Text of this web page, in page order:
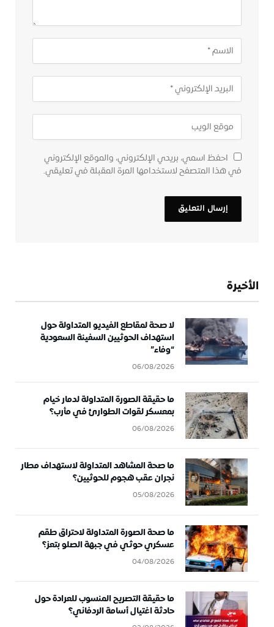
احفظ اسمي، بريدي الإلكتروني، والموقع الإلكتروني
في هذا المتصفح لاستخدامها المرة المقبلة في تعليقي.
الأخيرة
لا صحة لمقاطع الفيديو المتداولة حول
استهداف الحوثيين السفينة السعودية
“وفاء”
06/08/2026
ما حقيقة الصورة المتداولة لدمار خيام
بمعسكر لقوات الطوارئ في مأرب؟
06/08/2026
ما صحة المشاهد المتداولة لاستهداف مطار
نجران عقب هجوم للحوثيين؟
05/08/2026
ما صحة الصورة المتداولة لاحتراق طقم
عسكري حوثي في جبهة الصلو بتعز؟
04/08/2026
ما حقيقة التصريح المنسوب للعرادة حول
حادثة اغتيال أسامة الردفاني؟